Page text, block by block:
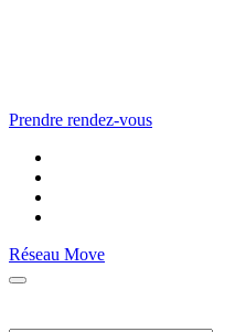
Prendre rendez-vous
Réseau Move